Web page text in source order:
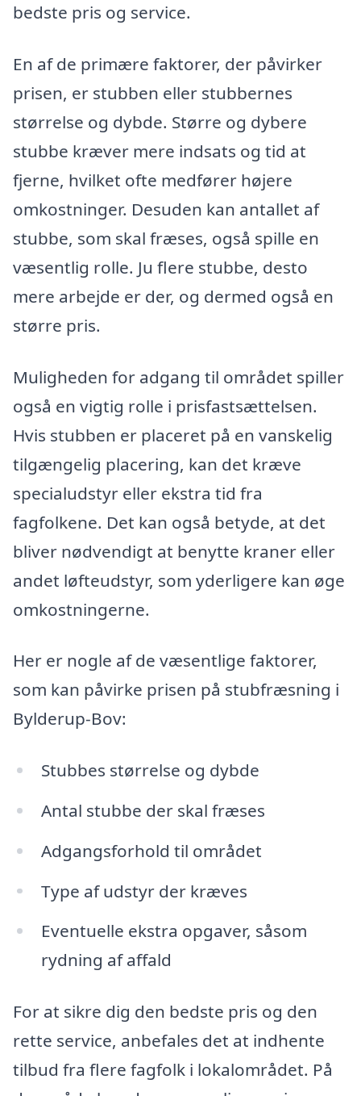
bedste pris og service.
En af de primære faktorer, der påvirker
prisen, er stubben eller stubbernes
størrelse og dybde. Større og dybere
stubbe kræver mere indsats og tid at
fjerne, hvilket ofte medfører højere
omkostninger. Desuden kan antallet af
stubbe, som skal fræses, også spille en
væsentlig rolle. Ju flere stubbe, desto
mere arbejde er der, og dermed også en
større pris.
Muligheden for adgang til området spiller
også en vigtig rolle i prisfastsættelsen.
Hvis stubben er placeret på en vanskelig
tilgængelig placering, kan det kræve
specialudstyr eller ekstra tid fra
fagfolkene. Det kan også betyde, at det
bliver nødvendigt at benytte kraner eller
andet løfteudstyr, som yderligere kan øge
omkostningerne.
Her er nogle af de væsentlige faktorer,
som kan påvirke prisen på stubfræsning i
Bylderup-Bov:
Stubbes størrelse og dybde
Antal stubbe der skal fræses
Adgangsforhold til området
Type af udstyr der kræves
Eventuelle ekstra opgaver, såsom
rydning af affald
For at sikre dig den bedste pris og den
rette service, anbefales det at indhente
tilbud fra flere fagfolk i lokalområdet. På